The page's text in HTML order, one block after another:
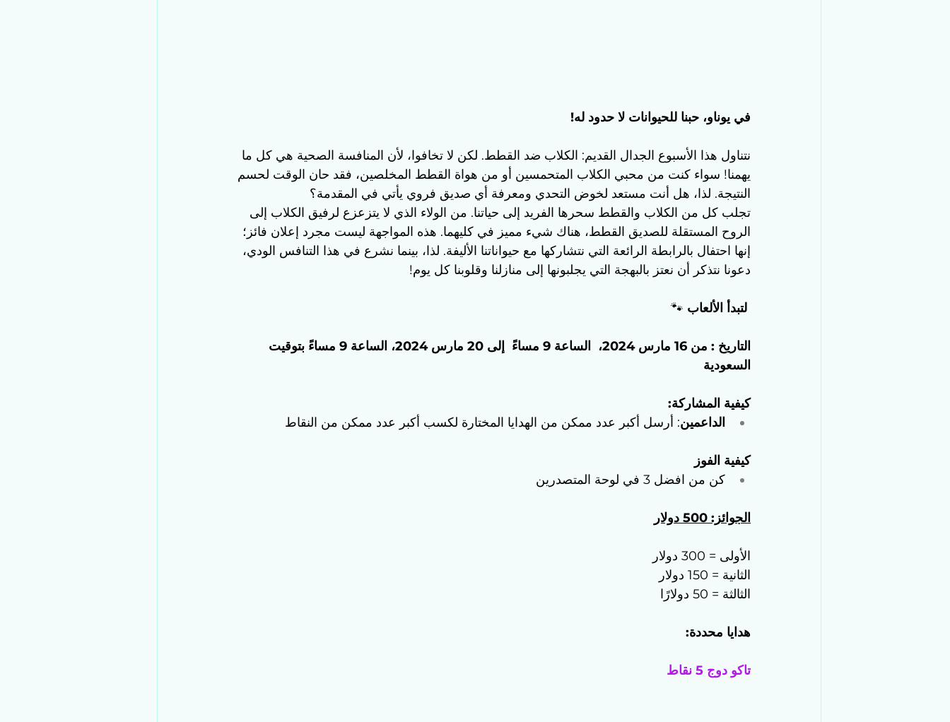
في يوناو، حبنا للحيوانات لا حدود له!
نتناول هذا الأسبوع الجدال القديم: الكلاب ضد القطط. لكن لا تخافوا، لأن المنافسة الصحية هي كل ما
يهمنا! سواء كنت من محبي الكلاب المتحمسين أو من هواة القطط المخلصين، فقد حان الوقت لحسم
النتيجة. لذا، هل أنت مستعد لخوض التحدي ومعرفة أي صديق فروي يأتي في المقدمة؟
تجلب كل من الكلاب والقطط سحرها الفريد إلى حياتنا. من الولاء الذي لا يتزعزع لرفيق الكلاب إلى
الروح المستقلة للصديق القطط، هناك شيء مميز في كليهما. هذه المواجهة ليست مجرد إعلان فائز؛
إنها احتفال بالرابطة الرائعة التي نتشاركها مع حيواناتنا الأليفة. لذا، بينما نشرع في هذا التنافس الودي،
دعونا نتذكر أن نعتز بالبهجة التي يجلبونها إلى منازلنا وقلوبنا كل يوم!
لتبدأ الألعاب 🐾
التاريخ : من 16 مارس 2024،  الساعة 9 مساءً  إلى 20 مارس 2024، الساعة 9 مساءً بتوقيت
السعودية
كيفية المشاركة:
الداعمين: أرسل أكبر عدد ممكن من الهدايا المختارة لكسب أكبر عدد ممكن من النقاط
كيفية الفوز
كن من افضل 3 في لوحة المتصدرين
الجوائز: 500 دولار
الأولى = 300 دولار
الثانية = 150 دولار
الثالثة = 50 دولارًا
هدايا محددة:
تاكو دوج 5 نقاط